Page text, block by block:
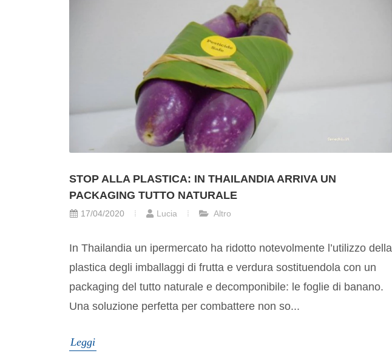
STOP ALLA PLASTICA: IN THAILANDIA ARRIVA UN
PACKAGING TUTTO NATURALE
17/04/2020 Lucia Altro
In Thailandia un ipermercato ha ridotto notevolmente l’utilizzo della
plastica degli imballaggi di frutta e verdura sostituendola con un
packaging del tutto naturale e decomponibile: le foglie di banano.
Una soluzione perfetta per combattere non so...
Leggi